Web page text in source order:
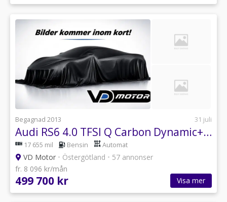
Begagnad 2013 31 juli
Audi RS6 4.0 TFSI Q Carbon Dynamic+ Bose B-Kam Sv-såld 700hk
17 655 mil Bensin Automat
VD Motor • Östergötland • 57 annonser
fr. 8 096 kr/mån
499 700 kr Visa mer